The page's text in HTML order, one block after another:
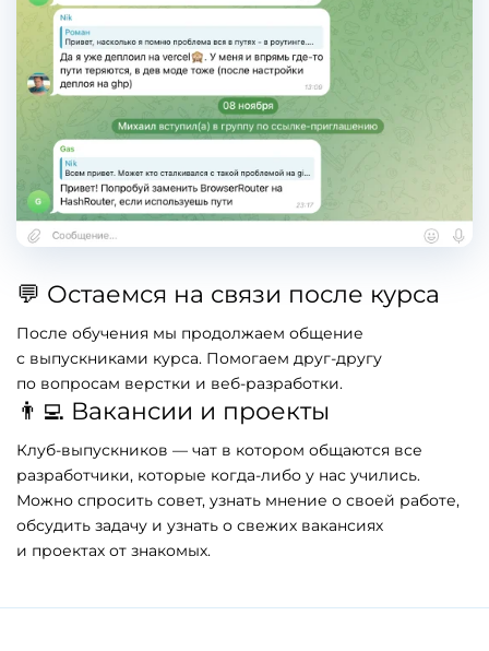
💬 Остаемся на связи после курса
После обучения мы продолжаем общение
с выпускниками курса. Помогаем друг-другу
по вопросам верстки и веб-разработки.
👨‍💻 Вакансии и проекты
Клуб-выпускников — чат в котором общаются все
разработчики, которые когда-либо у нас учились.
Можно спросить совет, узнать мнение о своей работе,
обсудить задачу и узнать о свежих вакансиях
и проектах от знакомых.